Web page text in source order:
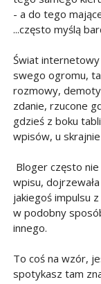
- a do tego
...często myślą
Świat
swego ogromu,
rozmowy,
zdanie, rzucone
gdzieś z boku
wpisów, u
Bloger często
wpisu,
jakiegoś impulsu
w podobny
innego.
To coś na wzór,
spotykasz tam